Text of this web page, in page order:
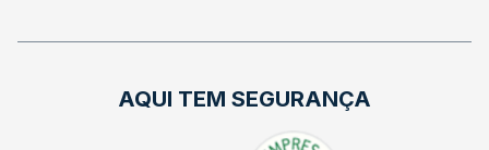
AQUI TEM SEGURANÇA